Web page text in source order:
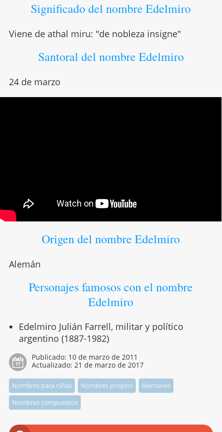
Significado del nombre Edelmiro
Viene de athal miru: "de nobleza insigne"
Santoral del nombre Edelmiro
24 de marzo
Origen del nombre Edelmiro
Alemán
Personajes famosos con el nombre
Edelmiro
Edelmiro Julián Farrell, militar y político
argentino (1887-1982)
Publicado: 10 de marzo de 2011
Actualizado: 21 de marzo de 2017
Nombres para niñas Nombres propios
Alemanes
Nombres compuestos